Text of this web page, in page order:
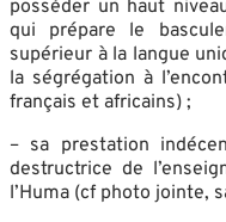
posséder un haut
qui prépare le
supérieur à la langue
la ségrégation à
français et africains) ;
– sa prestation
destructrice de
l’Huma (cf photo jointe,